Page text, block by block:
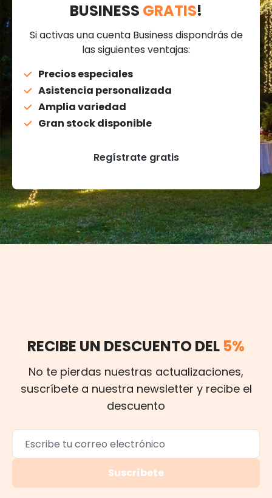
BUSINESS GRATIS!
Si activas una cuenta Business dispondrás de
las siguientes ventajas:
Precios especiales
Asistencia personalizada
Amplia variedad
Gran stock disponible
Regístrate gratis
RECIBE UN DESCUENTO DEL 5%
No te pierdas nuestras actualizaciones,
suscríbete a nuestra newsletter y recibe el
descuento
Suscríbete